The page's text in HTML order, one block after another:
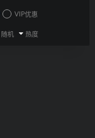
VIP优惠
随机 热度